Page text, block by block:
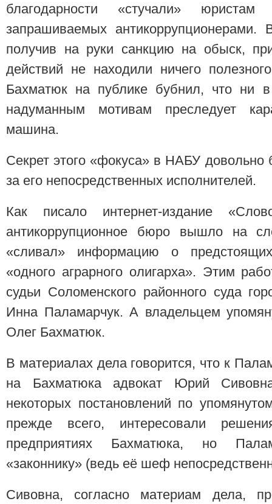
благодарности «стучали»
запрашиваемых антикоррупционерами.
получив на руки санкцию на обыск,
действий не находили ничего
Бахматюк на публике бубнил, что ни
надуманным мотивам преследует
машина.
Секрет этого «фокуса» в НАБУ довольно
за его непосредственных исполнителей.
Как писало интернет-издание
антикоррупционное бюро вышло на
«сливал» информацию о
«одного аграрного олигарха». Этим
судьи Соломенского районного суда
Инна Паламарчук. А владельцем
Олег Бахматюк.
В материалах дела говорится, что к
на Бахматюка адвокат Юрий
некоторых постановлений по
прежде всего, интересовали
предприятиях Бахматюка, но
«законнику» (ведь её шеф
Сивовна, согласно материам дела,